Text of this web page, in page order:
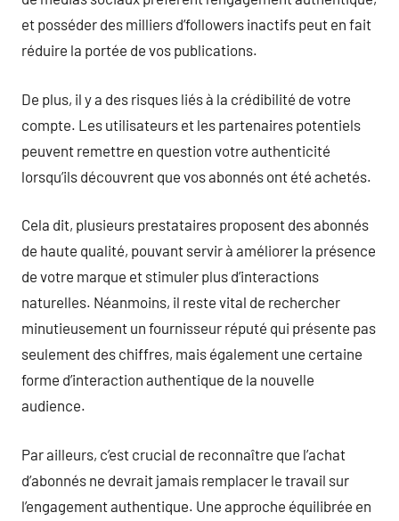
et posséder des milliers d’followers inactifs peut en fait
réduire la portée de vos publications.
De plus, il y a des risques liés à la crédibilité de votre
compte. Les utilisateurs et les partenaires potentiels
peuvent remettre en question votre authenticité
lorsqu’ils découvrent que vos abonnés ont été achetés.
Cela dit, plusieurs prestataires proposent des abonnés
de haute qualité, pouvant servir à améliorer la présence
de votre marque et stimuler plus d’interactions
naturelles. Néanmoins, il reste vital de rechercher
minutieusement un fournisseur réputé qui présente pas
seulement des chiffres, mais également une certaine
forme d’interaction authentique de la nouvelle
audience.
Par ailleurs, c’est crucial de reconnaître que l’achat
d’abonnés ne devrait jamais remplacer le travail sur
l’engagement authentique. Une approche équilibrée en